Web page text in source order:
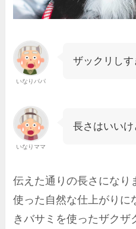
いなりパパ
ザックリしす
いなりママ
長さはいいけ
伝えた通りの長さになり
使った自然な仕上がりに
きバサミを使ったザクザ